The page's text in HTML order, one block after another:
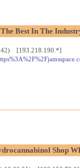
Best In The
[193.218.190.*]
Shop